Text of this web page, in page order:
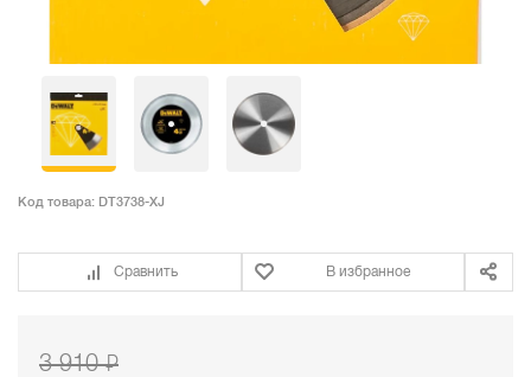
Код товара: DT3738-XJ
Сравнить В избранное
3 910 ₽